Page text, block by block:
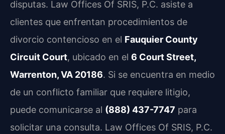
disputas. Law Offices Of SRIS, P.C. asiste a
clientes que enfrentan procedimientos de
divorcio contencioso en el Fauquier County
Circuit Court, ubicado en el 6 Court Street,
Warrenton, VA 20186. Si se encuentra en medio
de un conflicto familiar que requiere litigio,
puede comunicarse al (888) 437-7747 para
solicitar una consulta. Law Offices Of SRIS, P.C.